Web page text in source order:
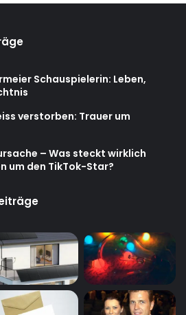
Schauspielerin: Leben,
verstorben: Trauer um
– Was steckt wirklich
um den TikTok-Star?